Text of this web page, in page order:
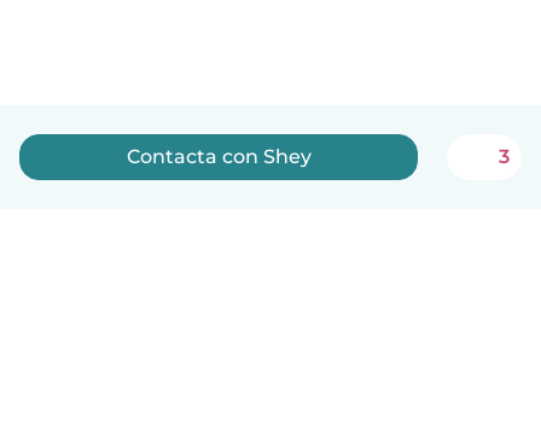
Contacta con Shey 3